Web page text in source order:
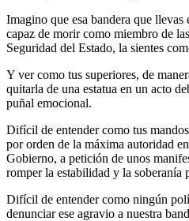
Imagino que esa bandera que
capaz de morir como miembro de
Seguridad del Estado, la sientes
Y ver como tus superiores, de
quitarla de una estatua en un acto
puñal emocional.
Difícil de entender como tus
por orden de la máxima autoridad
Gobierno, a petición de unos
romper la estabilidad y la soberanía
Difícil de entender como ningún
denunciar ese agravio a nuestra